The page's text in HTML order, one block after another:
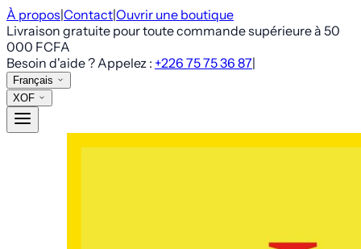
À propos|Contact|Ouvrir une boutique
Livraison gratuite pour toute commande supérieure à 50
000 FCFA
Besoin d'aide ? Appelez : +226 75 75 36 87|
Français
XOF